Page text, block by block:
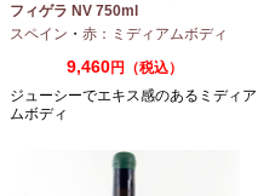
フィゲラ NV 750ml
（2022/2023）
スペイン ・ 赤：ミディアムボディ
9,460円（税込）
ジューシーでエキス感のあるミディア
ムボディ